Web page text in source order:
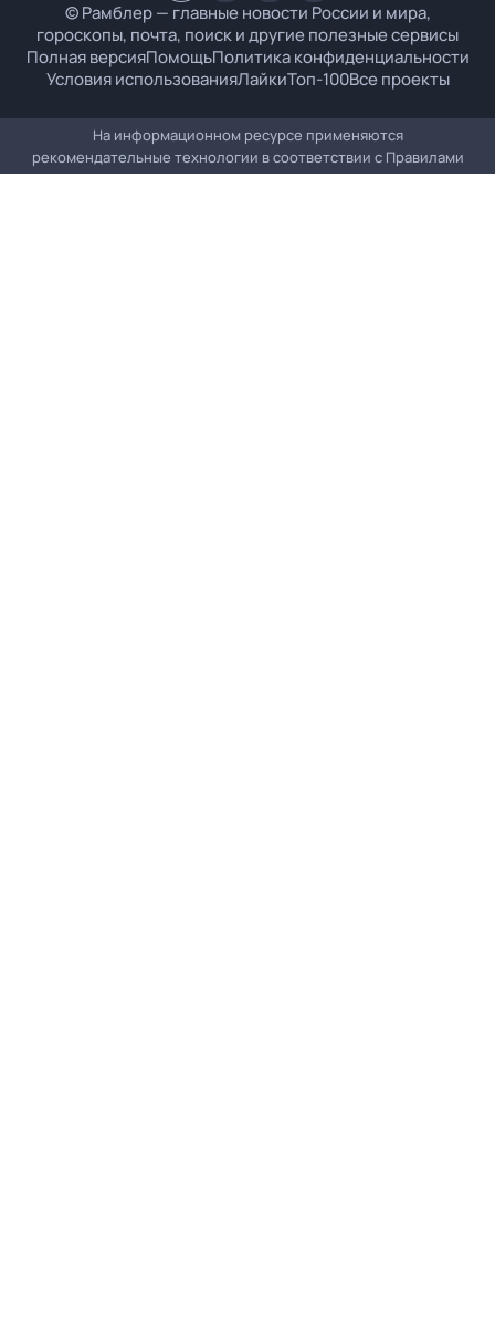
© Рамблер — главные новости России и мира,
гороскопы, почта, поиск и другие полезные сервисы
Полная версияПомощьПолитика конфиденциальности
Условия использованияЛайкиТоп-100Все проекты
На информационном ресурсе применяются
рекомендательные технологии в соответствии с Правилами